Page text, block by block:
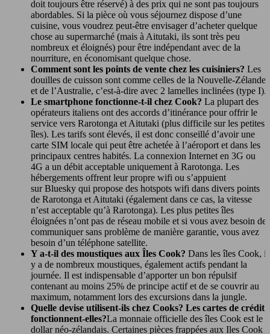
doit toujours être réservé) à des prix qui ne sont pas toujours
abordables. Si la pièce où vous séjournez dispose d’une
cuisine, vous voudrez peut-être envisager d’acheter quelque
chose au supermarché (mais à Aitutaki, ils sont très peu
nombreux et éloignés) pour être indépendant avec de la
nourriture, en économisant quelque chose.
Comment sont les points de vente chez les cuisiniers? Les
douilles de cuisson sont comme celles de la Nouvelle-Zélande
et de l’Australie, c’est-à-dire avec 2 lamelles inclinées (type I).
Le smartphone fonctionne-t-il chez Cook? La plupart des
opérateurs italiens ont des accords d’itinérance pour offrir le
service vers Rarotonga et Aitutaki (plus difficile sur les petites
îles). Les tarifs sont élevés, il est donc conseillé d’avoir une
carte SIM locale qui peut être achetée à l’aéroport et dans les
principaux centres habités. La connexion Internet en 3G ou
4G a un débit acceptable uniquement à Rarotonga. Les
hébergements offrent leur propre wifi ou s’appuient
sur Bluesky qui propose des hotspots wifi dans divers points
de Rarotonga et Aitutaki (également dans ce cas, la vitesse
n’est acceptable qu’à Rarotonga). Les plus petites îles
éloignées n’ont pas de réseau mobile et si vous avez besoin de
communiquer sans problème de manière garantie, vous avez
besoin d’un téléphone satellite.
Y a-t-il des moustiques aux Îles Cook? Dans les îles Cook, il
y a de nombreux moustiques, également actifs pendant la
journée. Il est indispensable d’apporter un bon répulsif
contenant au moins 25% de principe actif et de se couvrir au
maximum, notamment lors des excursions dans la jungle.
Quelle devise utilisent-ils chez Cooks? Les cartes de crédit
fonctionnent-elles?La monnaie officielle des îles Cook est le
dollar néo-zélandais. Certaines pièces frappées aux Iles Cook